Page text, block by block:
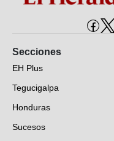
Secciones
EH Plus
Tegucigalpa
Honduras
Sucesos